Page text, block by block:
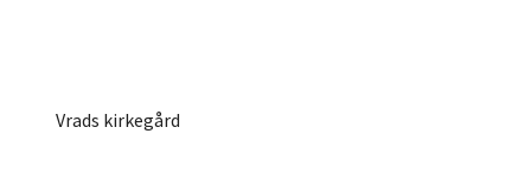
Vrads kirkegård